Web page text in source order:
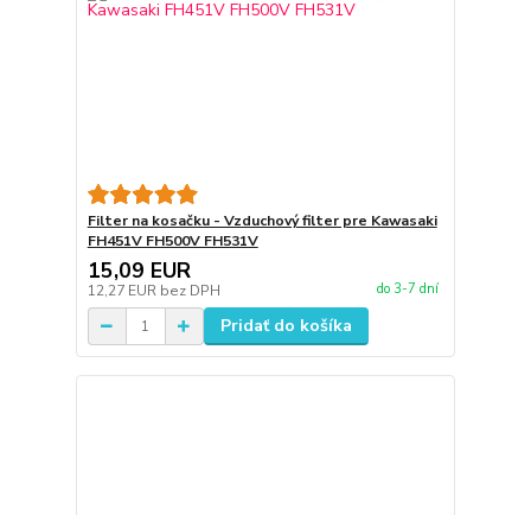
Filter na kosačku - Vzduchový filter pre Kawasaki
FH451V FH500V FH531V
15,09 EUR
12,27 EUR bez DPH do 3-7 dní
Pridať do košíka